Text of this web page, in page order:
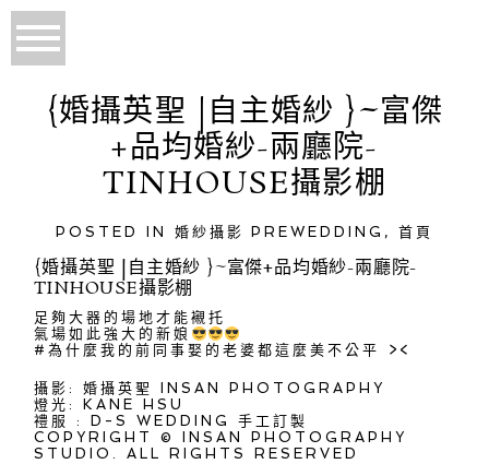
{婚攝英聖 |自主婚紗 }~富傑
+品均婚紗-兩廳院-
TINHOUSE攝影棚
POSTED IN 婚紗攝影 PREWEDDING ,首頁
{婚攝英聖 |自主婚紗 }~富傑+品均婚紗-兩廳院-
TINHOUSE攝影棚
足夠大器的場地才能襯托
氣場如此強大的新娘
#為什麼我的前同事娶的老婆都這麼美不公平 ><
攝影: 婚攝英聖 INSAN PHOTOGRAPHY
燈光: KANE HSU
禮服 : D-S WEDDING 手工訂製
COPYRIGHT © INSAN PHOTOGRAPHY
STUDIO. ALL RIGHTS RESERVED